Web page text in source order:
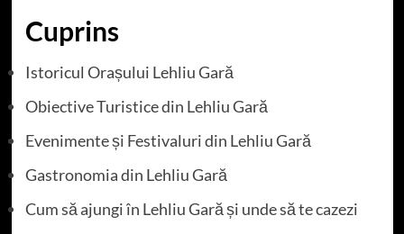
Cuprins
Istoricul Orașului Lehliu Gară
Obiective Turistice din Lehliu Gară
Evenimente și Festivaluri din Lehliu Gară
Gastronomia din Lehliu Gară
Cum să ajungi în Lehliu Gară și unde să te cazezi